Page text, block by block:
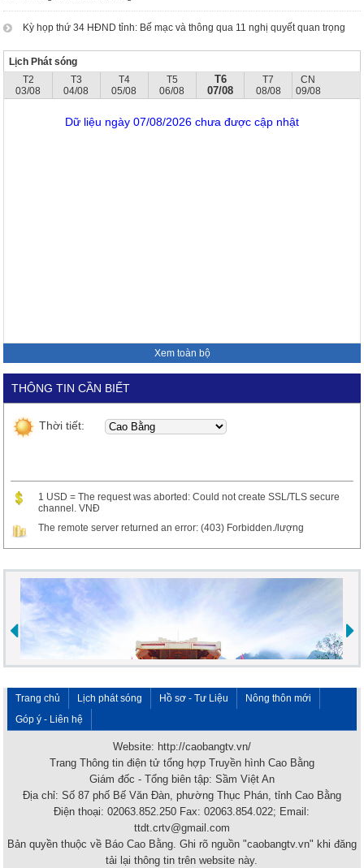
Kỳ họp thứ 34 HĐND tỉnh: Bế mạc và thông qua 11 nghị quyết quan trọng
Lịch Phát sóng
T2
03/08
T3
04/08
T4
05/08
T5
06/08
T6
07/08
T7
08/08
CN
09/08
Dữ liệu ngày 07/08/2026 chưa được cập nhật
Xem toàn bộ
THÔNG TIN CẦN BIẾT
Thời tiết:
1 USD = The request was aborted: Could not create SSL/TLS secure
channel. VNĐ
The remote server returned an error: (403) Forbidden./lượng
Trang chủ Lịch phát sóng Hồ sơ - Tư Liệu
Nông thôn mới
Góp ý - Liên hệ
Website: http://caobangtv.vn/
Trang Thông tin điện tử tổng hợp Truyền hình Cao Bằng
Giám đốc - Tổng biên tập: Sầm Việt An
Địa chỉ: Số 87 phố Bế Văn Đàn, phường Thục Phán, tỉnh Cao Bằng
Điện thoại: 02063.852.250 Fax: 02063.854.022; Email:
ttdt.crtv@gmail.com
Bản quyền thuộc về Báo Cao Bằng. Ghi rõ nguồn "caobangtv.vn" khi đăng
tải lại thông tin trên website này.